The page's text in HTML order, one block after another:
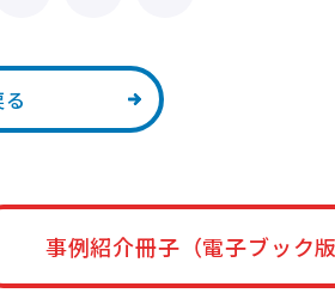
事例紹介冊子（電子ブック